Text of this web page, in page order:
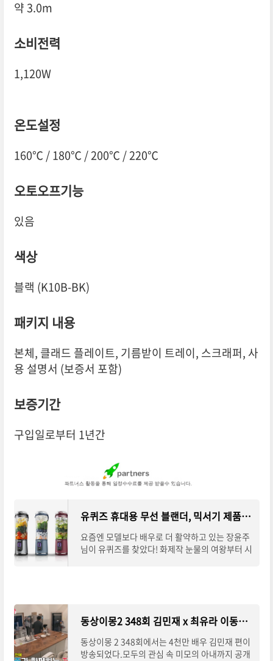
약 3.0m
소비전력
1,120W
온도설정
160℃ / 180℃ / 200℃ / 220℃
오토오프기능
있음
색상
블랙 (K10B-BK)
패키지 내용
본체, 클래드 플레이트, 기름받이 트레이, 스크래퍼, 사
용 설명서 (보증서 포함)
보증기간
구입일로부터 1년간
유퀴즈 휴대용 무선 블랜더, 믹서기 제품 정보! [ft. 장윤주 상품]
요즘엔 모델보다 배우로 더 활약하고 있는 장윤주
님이 유퀴즈를 찾았다! 화제작 눈물의 여왕부터 시
동상이몽2 348회 김민재 x 최유라 이동식 미니후드 어디제품?
동상이몽 2 348회에서는 4천만 배우 김민재 편이
방송되었다.모두의 관심 속 미모의 아내까지 공개